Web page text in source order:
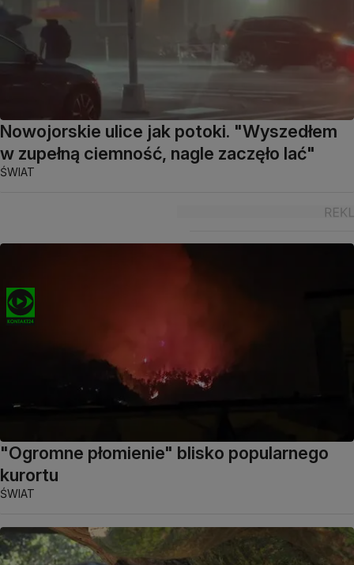
Nowojorskie ulice jak potoki. "Wyszedłem
w zupełną ciemność, nagle zaczęło lać"
ŚWIAT
"Ogromne płomienie" blisko popularnego
kurortu
ŚWIAT